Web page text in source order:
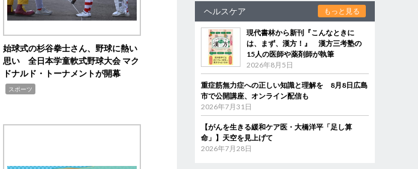
始球式の杉谷拳士さん、野球に熱い
思い 全日本学童軟式野球大会 マク
ドナルド・トーナメントが開幕
スポーツ
ヘルスケア もっと見る
現代書林から新刊『こんなときに
は、まず、漢方！』 漢方三考塾の
15人の医師や薬剤師が執筆
2026年8月5日
重症筋無力症への正しい知識と理解を 8月8日広島
市で公開講座、オンライン配信も
2026年7月31日
【がんを生きる緩和ケア医・大橋洋平「足し算
命」】天空を見上げて
2026年7月28日